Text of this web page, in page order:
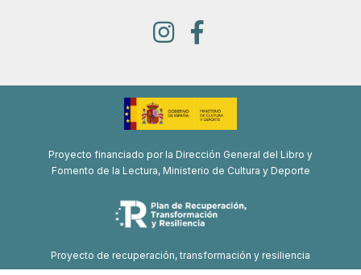
Proyecto financiado por la Dirección General del Libro y
Fomento de la Lectura, Ministerio de Cultura y Deporte
Proyecto de recuperación, transformación y resiliencia